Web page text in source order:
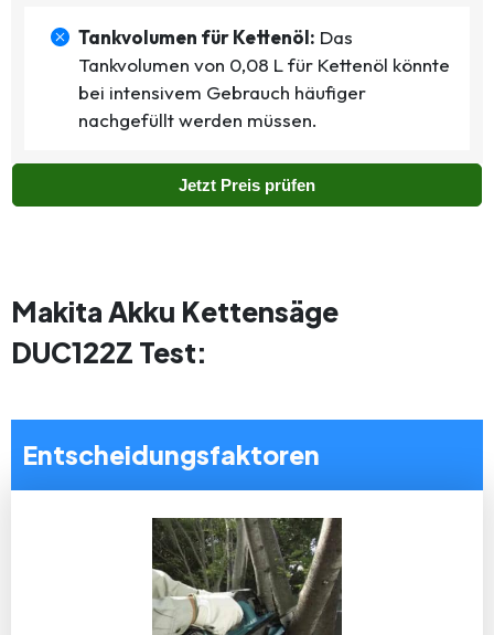
Tankvolumen für Kettenöl: Das
Tankvolumen von 0,08 L für Kettenöl könnte
bei intensivem Gebrauch häufiger
nachgefüllt werden müssen.
Jetzt Preis prüfen
Makita Akku Kettensäge
DUC122Z Test:
Entscheidungsfaktoren